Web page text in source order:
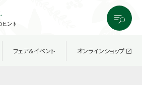
ヒント
フェア＆イベント オンラインショップ